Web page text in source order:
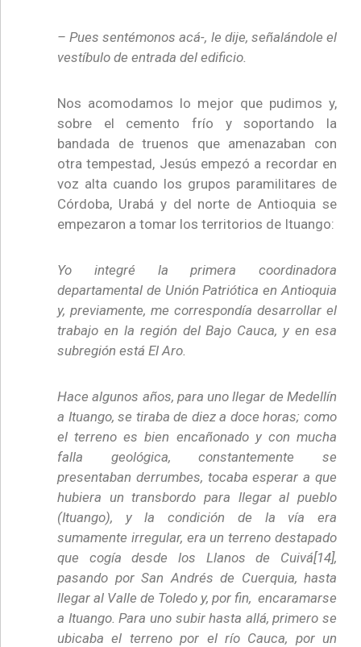
– Pues sentémonos acá-, le dije, señalándole el
vestíbulo de entrada del edificio.
Nos acomodamos lo mejor que pudimos y,
sobre el cemento frío y soportando la
bandada de truenos que amenazaban con
otra tempestad, Jesús empezó a recordar en
voz alta cuando los grupos paramilitares de
Córdoba, Urabá y del norte de Antioquia se
empezaron a tomar los territorios de Ituango:
Yo integré la primera coordinadora
departamental de Unión Patriótica en Antioquia
y, previamente, me correspondía desarrollar el
trabajo en la región del Bajo Cauca, y en esa
subregión está El Aro.
Hace algunos años, para uno llegar de Medellín
a Ituango, se tiraba de diez a doce horas; como
el terreno es bien encañonado y con mucha
falla geológica, constantemente se
presentaban derrumbes, tocaba esperar a que
hubiera un transbordo para llegar al pueblo
(Ituango), y la condición de la vía era
sumamente irregular, era un terreno destapado
que cogía desde los Llanos de Cuivá[14],
pasando por San Andrés de Cuerquia, hasta
llegar al Valle de Toledo y, por fin, encaramarse
a Ituango. Para uno subir hasta allá, primero se
ubicaba el terreno por el río Cauca, por un